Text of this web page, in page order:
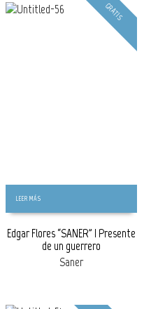
GRATIS
LEER MÁS
Edgar Flores “SANER” | Presente
de un guerrero
Saner